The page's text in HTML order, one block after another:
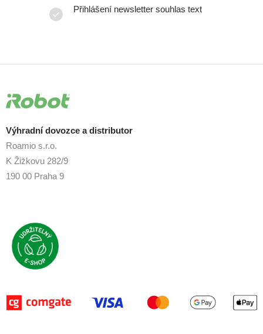
Přihlášení newsletter souhlas text
Výhradní dovozce a distributor
Roamio s.r.o.
K Žižkovu 282/9
190 00 Praha 9